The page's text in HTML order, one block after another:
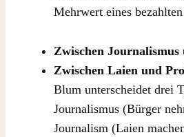
Mehrwert eines
Zwischen Journalismus
Zwischen Laien und
Blum unterscheidet drei
Journalismus (Bürger
Journalism (Laien